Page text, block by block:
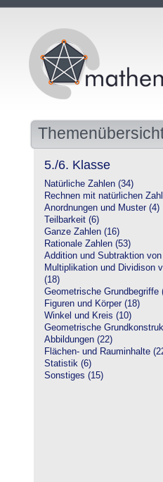
5./6. Klasse
Natürliche Zahlen (34)
Rechnen mit natürlichen
Anordnungen und Muster (4)
Teilbarkeit (6)
Ganze Zahlen (16)
Rationale Zahlen (53)
Addition und Subtraktion
Multiplikation und Dividison
(18)
Geometrische Grundbegriffe
Figuren und Körper (18)
Winkel und Kreis (10)
Geometrische
Abbildungen (22)
Flächen- und Rauminhalte
Statistik (6)
Sonstiges (15)